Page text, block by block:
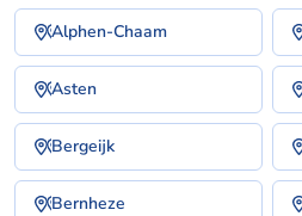
Alphen-Chaam
Asten
Bergeijk
Bernheze